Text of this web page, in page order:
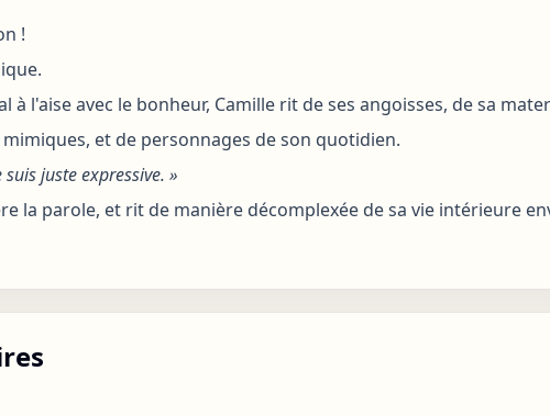
!
à l'aise avec le bonheur, Camille rit de ses angoisses, de sa
et de personnages de son quotidien.
juste expressive. »
la parole, et rit de manière décomplexée de sa vie intérieure